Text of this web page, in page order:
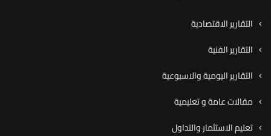
التقارير الاقتصادية
التقارير الفنية
التقارير اليومية والاسبوعية
مقالات عامة و تعليمية
تعليم الاستثمار والتداول